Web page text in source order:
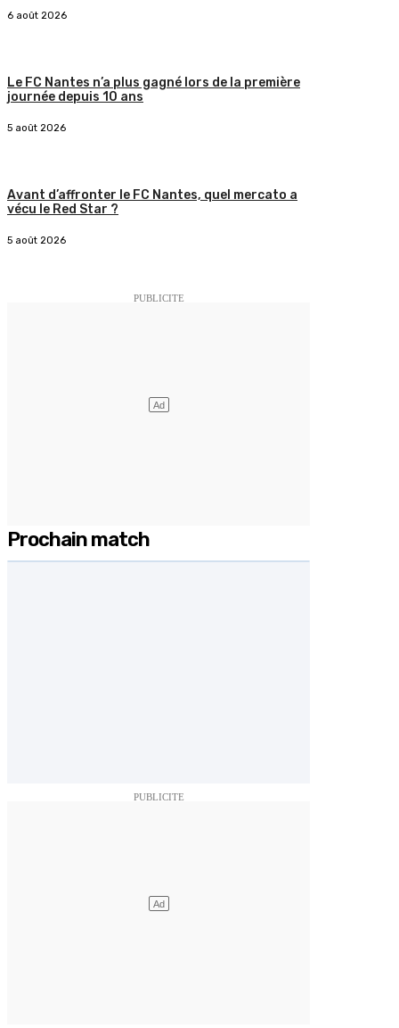
6 août 2026
Le FC Nantes n’a plus gagné lors de la première
journée depuis 10 ans
5 août 2026
Avant d’affronter le FC Nantes, quel mercato a
vécu le Red Star ?
5 août 2026
Prochain match